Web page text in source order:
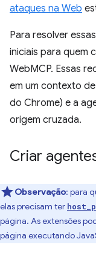
ataques na Web
Para resolver
iniciais para quem
WebMCP. Essas
em um contexto
do Chrome) e a
origem cruzada.
Criar
Observação: para
elas precisam ter
página. As extensões
página executando